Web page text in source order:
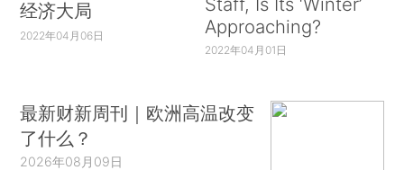
经济大局
2022年04月06日
Approaching?
2022年04月01日
最新财新周刊｜欧洲高温改变
了什么？
2026年08月09日